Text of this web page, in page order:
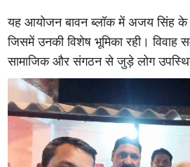
यह आयोजन बावन ब्लॉक में अजय सिंह के
जिसमें उनकी विशेष भूमिका रही। विवाह
सामाजिक और संगठन से जुड़े लोग